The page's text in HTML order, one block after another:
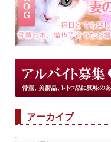
アーカイブ